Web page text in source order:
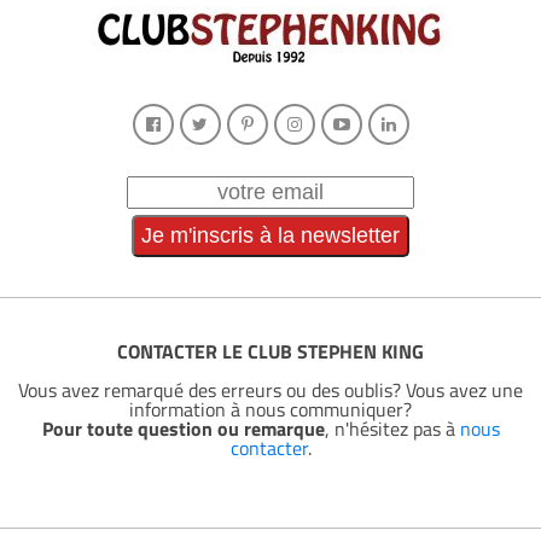
CONTACTER LE CLUB STEPHEN KING
Vous avez remarqué des erreurs ou des oublis? Vous avez une
information à nous communiquer?
Pour toute question ou remarque, n'hésitez pas à nous
contacter.